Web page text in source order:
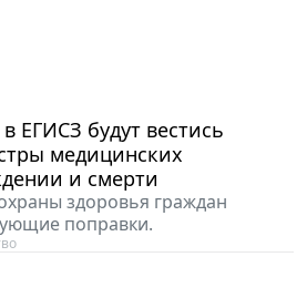
ЕГИСЗ будут вестись
медицинских
и смерти
здоровья граждан
поправки.